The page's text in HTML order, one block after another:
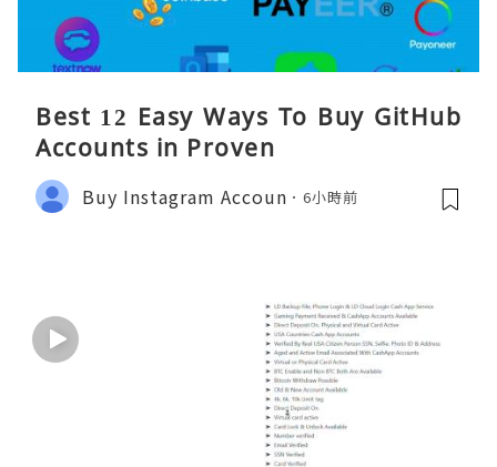
Best 12 Easy Ways To Buy GitHub
Accounts in Proven
Buy Instagram Accoun 6小時前